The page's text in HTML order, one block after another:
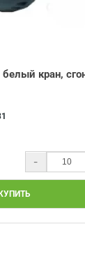
кран,
-
КУПИТЬ